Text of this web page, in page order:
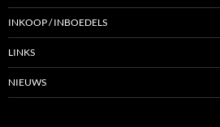
INKOOP / INBOEDELS
LINKS
NIEUWS